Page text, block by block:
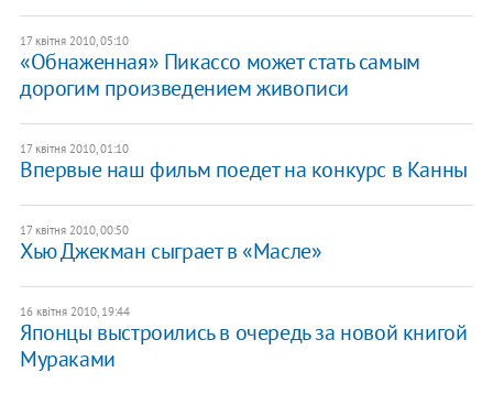
17 квітня 2010, 05:10
«Обнаженная» Пикассо может стать самым
дорогим произведением живописи
17 квітня 2010, 01:10
Впервые наш фильм поедет на конкурс в Канны
17 квітня 2010, 00:50
Хью Джекман сыграет в «Масле»
16 квітня 2010, 19:44
Японцы выстроились в очередь за новой книгой
Мураками